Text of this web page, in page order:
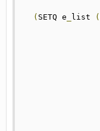
( SETQ e list (